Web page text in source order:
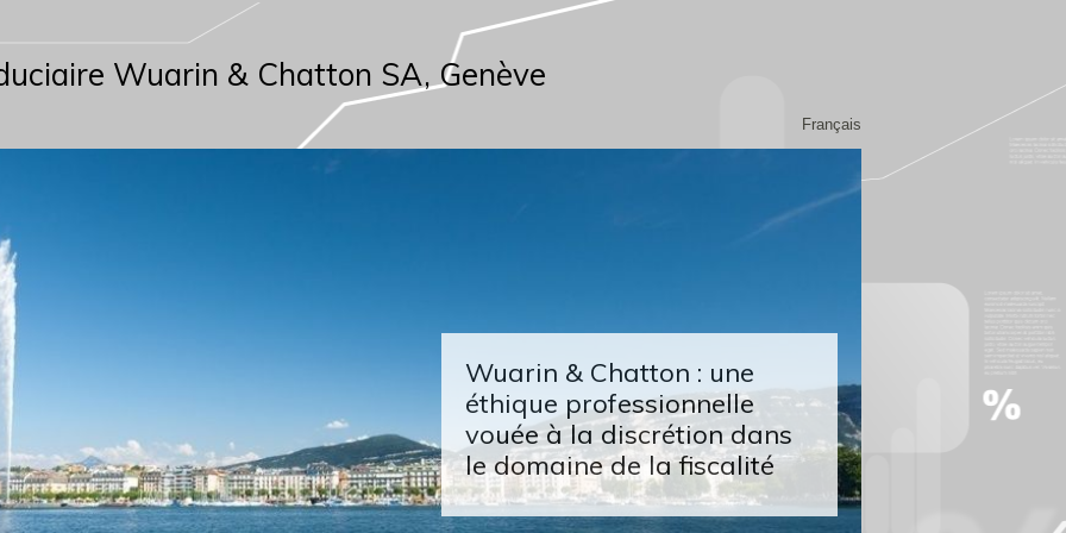
Français
Wuarin & Chatton SA, Genève
Wuarin & Chatton : une
éthique professionnelle
vouée à la discrétion dans
le domaine de la fiscalité